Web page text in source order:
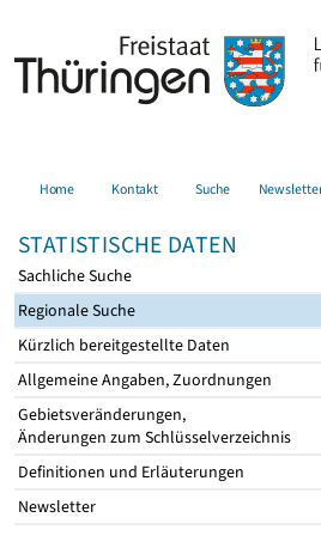
Home Kontakt Suche
STATISTISCHE DATEN
Sachliche Suche
Regionale Suche
Kürzlich bereitgestellte Daten
Allgemeine Angaben, Zuordnungen
Gebietsveränderungen,
Änderungen zum Schlüsselverzeichnis
Definitionen und Erläuterungen
Newsletter